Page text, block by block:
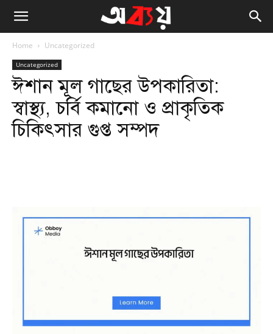
Home Uncategorized
Uncategorized
ঈশান মূল গাছের উপকারিতা:
স্বাস্থ্য, চর্বি কমানো ও প্রাকৃতিক
চিকিৎসার গুপ্ত সম্পদ